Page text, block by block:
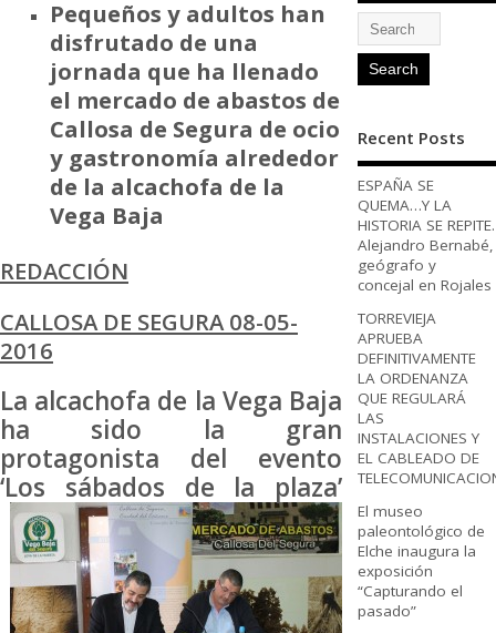
Pequeños y adultos han
disfrutado de una
jornada que ha llenado
el mercado de abastos de
Callosa de Segura de ocio
y gastronomía alrededor
de la alcachofa de la
Vega Baja
REDACCIÓN
CALLOSA DE SEGURA 08-05-
2016
La alcachofa de la Vega Baja
ha sido la gran
protagonista del evento
‘Los sábados de la plaza’
Recent Posts
ESPAÑA SE
QUEMA…Y LA
HISTORIA SE REPITE.
Alejandro Bernabé,
geógrafo y
concejal en Rojales
TORREVIEJA
APRUEBA
DEFINITIVAMENTE
LA ORDENANZA
QUE REGULARÁ
LAS
INSTALACIONES Y
EL CABLEADO DE
El museo
paleontológico de
Elche inaugura la
exposición
“Capturando el
pasado”